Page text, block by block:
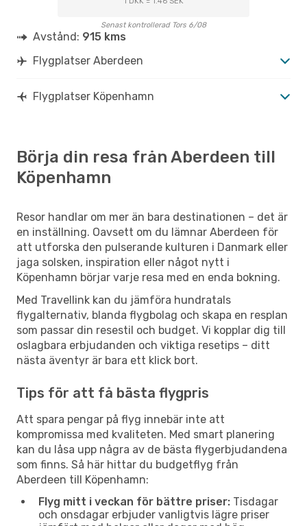
Senast kontrollerad Tors 6/08
Avstånd: 915 kms
Flygplatser Aberdeen
Flygplatser Köpenhamn
Börja din resa från Aberdeen till
Köpenhamn
Resor handlar om mer än bara destinationen – det är
en inställning. Oavsett om du lämnar Aberdeen för
att utforska den pulserande kulturen i Danmark eller
jaga solsken, inspiration eller något nytt i
Köpenhamn börjar varje resa med en enda bokning.
Med Travellink kan du jämföra hundratals
flygalternativ, blanda flygbolag och skapa en resplan
som passar din resestil och budget. Vi kopplar dig till
oslagbara erbjudanden och viktiga resetips – ditt
nästa äventyr är bara ett klick bort.
Tips för att få bästa flygpris
Att spara pengar på flyg innebär inte att
kompromissa med kvaliteten. Med smart planering
kan du låsa upp några av de bästa flygerbjudandena
som finns. Så här hittar du budgetflyg från
Aberdeen till Köpenhamn:
Flyg mitt i veckan för bättre priser: Tisdagar
och onsdagar erbjuder vanligtvis lägre priser